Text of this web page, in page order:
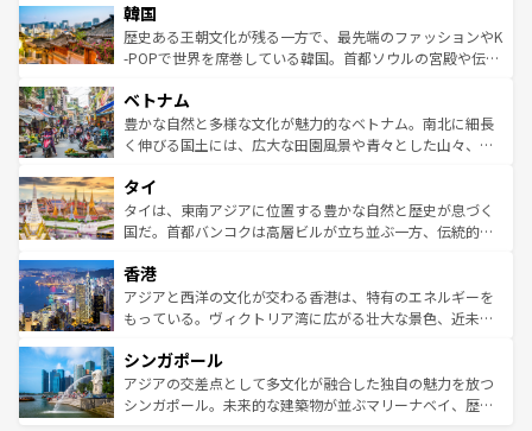
ワイを、存分に味わってほしい。 なお、新着のハワイ情報
はコンテンツ一覧を参照してほしい。
いる。アクティビティも充実しており、サーフィンやダイ
ビング、ハイキングなど、アウトドア好きにはたまらな
い。オーストラリアの多彩な魅力を存分に味わいつくそ
参照してほしい。
ン）、静ひつな山岳地帯である台湾東部など、都市の喧騒
と山間の静けさが共存しており、訪れる人に新しい発見と
驚きをもたらしてくれる。また、奥深い台湾の食文化も魅
容にもいいと評判のスイーツなど、バラエティ豊かな料理
が味わえる。 なお、新着の台湾情報は コンテンツ一覧を参
照してほしい。
韓国
歴史ある王朝文化が残る一方で、最先端のファッションやK
-POPで世界を席巻している韓国。首都ソウルの宮殿や伝統
き、地方に足を延ばせば四季折々の自然美を楽しむことが
できる。そして、キムチや焼肉、絶品のストリートフード
まで、さまざまな韓国料理が待っている。夜には、韓国な
リティに包まれながら、韓国の多彩な魅力を心ゆくまで味
わってみてほしい。 なお、新着の韓国情報はコンテンツ一
覧を参照してほしい。
ベトナム
豊かな自然と多様な文化が魅力的なベトナム。南北に細長
く伸びる国土には、広大な田園風景や青々とした山々、世
急速な発展と共に伝統が息づく。ハノイの古い町並みやホ
ーチミン市のフランス統治時代の建物も、独特の雰囲気を
醸し出している。また、バラエティの豊かさとおいしさで
とつ。フォーやバインミー、ベトナムコーヒーなどは、ぜ
ひ現地で味わいたい。どの地域を訪れてもあたたかい人々
が旅行者を迎えてくれるので、きっと忘れられない旅にな
参照してほしい。
タイ
タイは、東南アジアに位置する豊かな自然と歴史が息づく
国だ。首都バンコクは高層ビルが立ち並ぶ一方、伝統的な
の活気が交差している。北部ではチェンマイなどの山岳地
帯で自然と触れ合い、南部ではプーケットやクラビの美し
いビーチでリゾート気分を楽しむことができる。タイ料理
激する。気候は一年中温暖で、どの季節にも異なる楽しみ
が待っている。親しみやすいタイの人々、仏教を中心とし
た文化、そして多様な観光資源が、訪れる旅人を魅了し続
香港
アジアと西洋の文化が交わる香港は、特有のエネルギーを
もっている。ヴィクトリア湾に広がる壮大な景色、近未来
み、どこを訪れても感動するはず。観光スポットが密集し
ており、効率よく見どころを回れるのも魅力。息をのむよ
うな絶景から文化的な体験まで、香港を存分に楽しみ尽く
シンガポール
アジアの交差点として多文化が融合した独自の魅力を放つ
シンガポール。未来的な建築物が並ぶマリーナベイ、歴史